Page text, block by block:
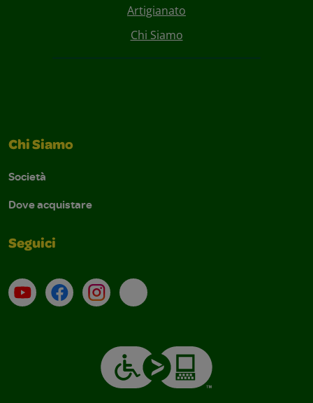
Artigianato
Chi Siamo
Chi Siamo
Società
Dove acquistare
Seguici
Su YouTube
ContattiProfilo Instagram
Email